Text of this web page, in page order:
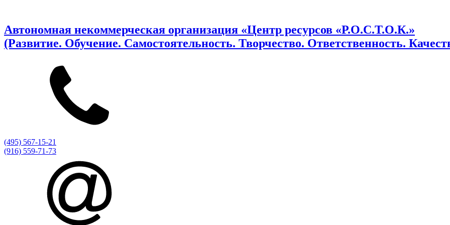
Автономная некоммерческая организация «Центр ресурсов «Р.О.С.Т.О.К.»
(Развитие. Обучение. Самостоятельность. Творчество. Ответственность.
(495) 567-15-21
(916) 559-71-73